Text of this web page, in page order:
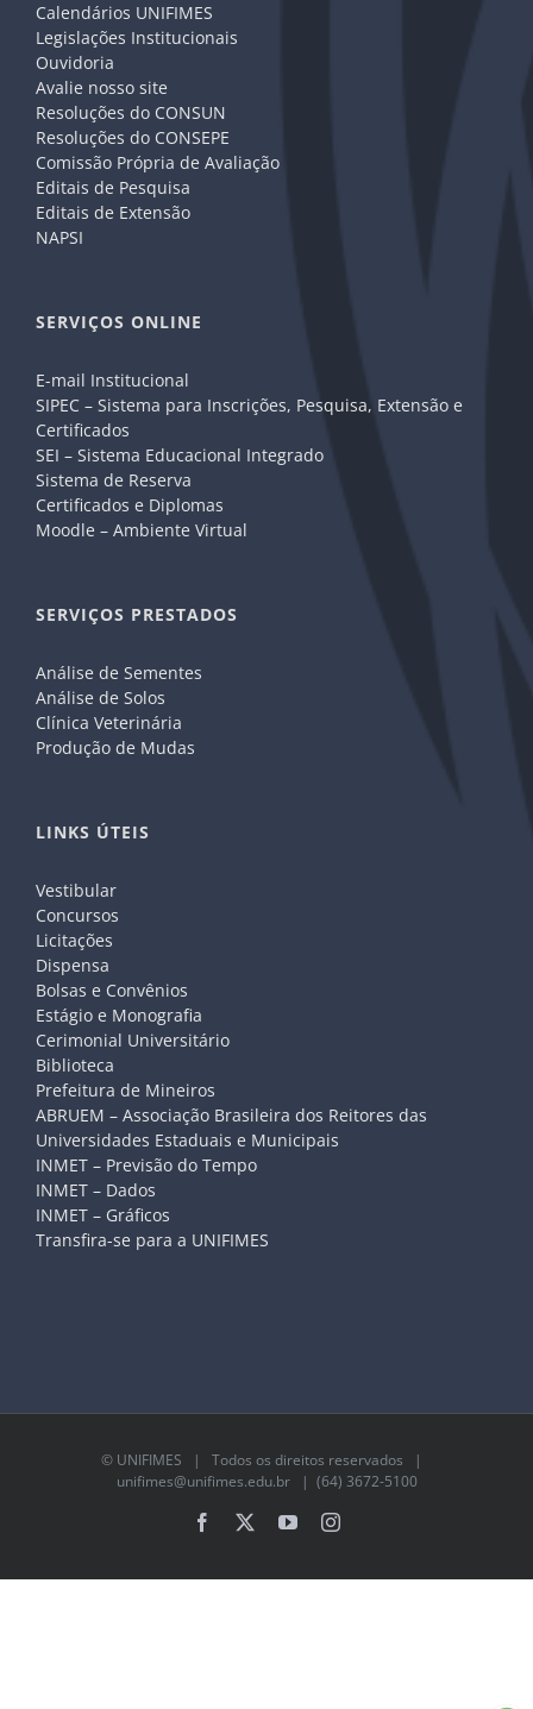
Calendários UNIFIMES
Legislações Institucionais
Ouvidoria
Avalie nosso site
Resoluções do CONSUN
Resoluções do CONSEPE
Comissão Própria de Avaliação
Editais de Pesquisa
Editais de Extensão
NAPSI
SERVIÇOS ONLINE
E-mail Institucional
SIPEC – Sistema para Inscrições, Pesquisa, Extensão e
Certificados
SEI – Sistema Educacional Integrado
Sistema de Reserva
Certificados e Diplomas
Moodle – Ambiente Virtual
SERVIÇOS PRESTADOS
Análise de Sementes
Análise de Solos
Clínica Veterinária
Produção de Mudas
LINKS ÚTEIS
Vestibular
Concursos
Licitações
Dispensa
Bolsas e Convênios
Estágio e Monografia
Cerimonial Universitário
Biblioteca
Prefeitura de Mineiros
ABRUEM – Associação Brasileira dos Reitores das
Universidades Estaduais e Municipais
INMET – Previsão do Tempo
INMET – Dados
INMET – Gráficos
Transfira-se para a UNIFIMES
© UNIFIMES | Todos os direitos reservados |
unifimes@unifimes.edu.br| (64) 3672-5100
Facebook YouTubeInstagram